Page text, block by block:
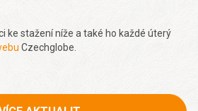
ke stažení níže a také ho každé úterý
Czechglobe.